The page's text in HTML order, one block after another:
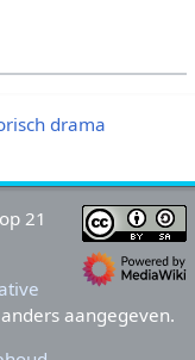
drama
21
aangegeven.